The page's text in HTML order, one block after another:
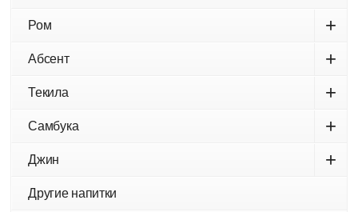
Ром +
Абсент +
Текила +
Самбука +
Джин +
Другие напитки